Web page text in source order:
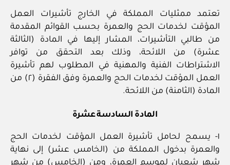
تعتمد ممثليات المملكة في الخارج تأشيرات العمل
المؤقت لخدمات الحج والعمرة بحسب القوائم المقدمة
من طالبي التأشيرات، المشار إليها في المادة (الثالثة
عشرة) من اللائحة، وذلك بعد التحقق من توافر
الاشتراطات الفنية والمهنية في المطلوب لهم تأشيرة
العمل المؤقت لخدمات الحج والعمرة وفق الفقرة (٢) من
المادة (الثامنة) من اللائحة.
المادة السادسة عشرة
١- يسمح لحامل تأشيرة العمل المؤقت لخدمات الحج
والعمرة بدخول المملكة من (الخامس عشر) إلى نهاية
شهر شعبان لموسم العمرة، ومن (الخامس) من شهر